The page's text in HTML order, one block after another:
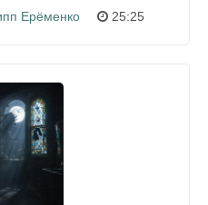
Ерёменко 25:25